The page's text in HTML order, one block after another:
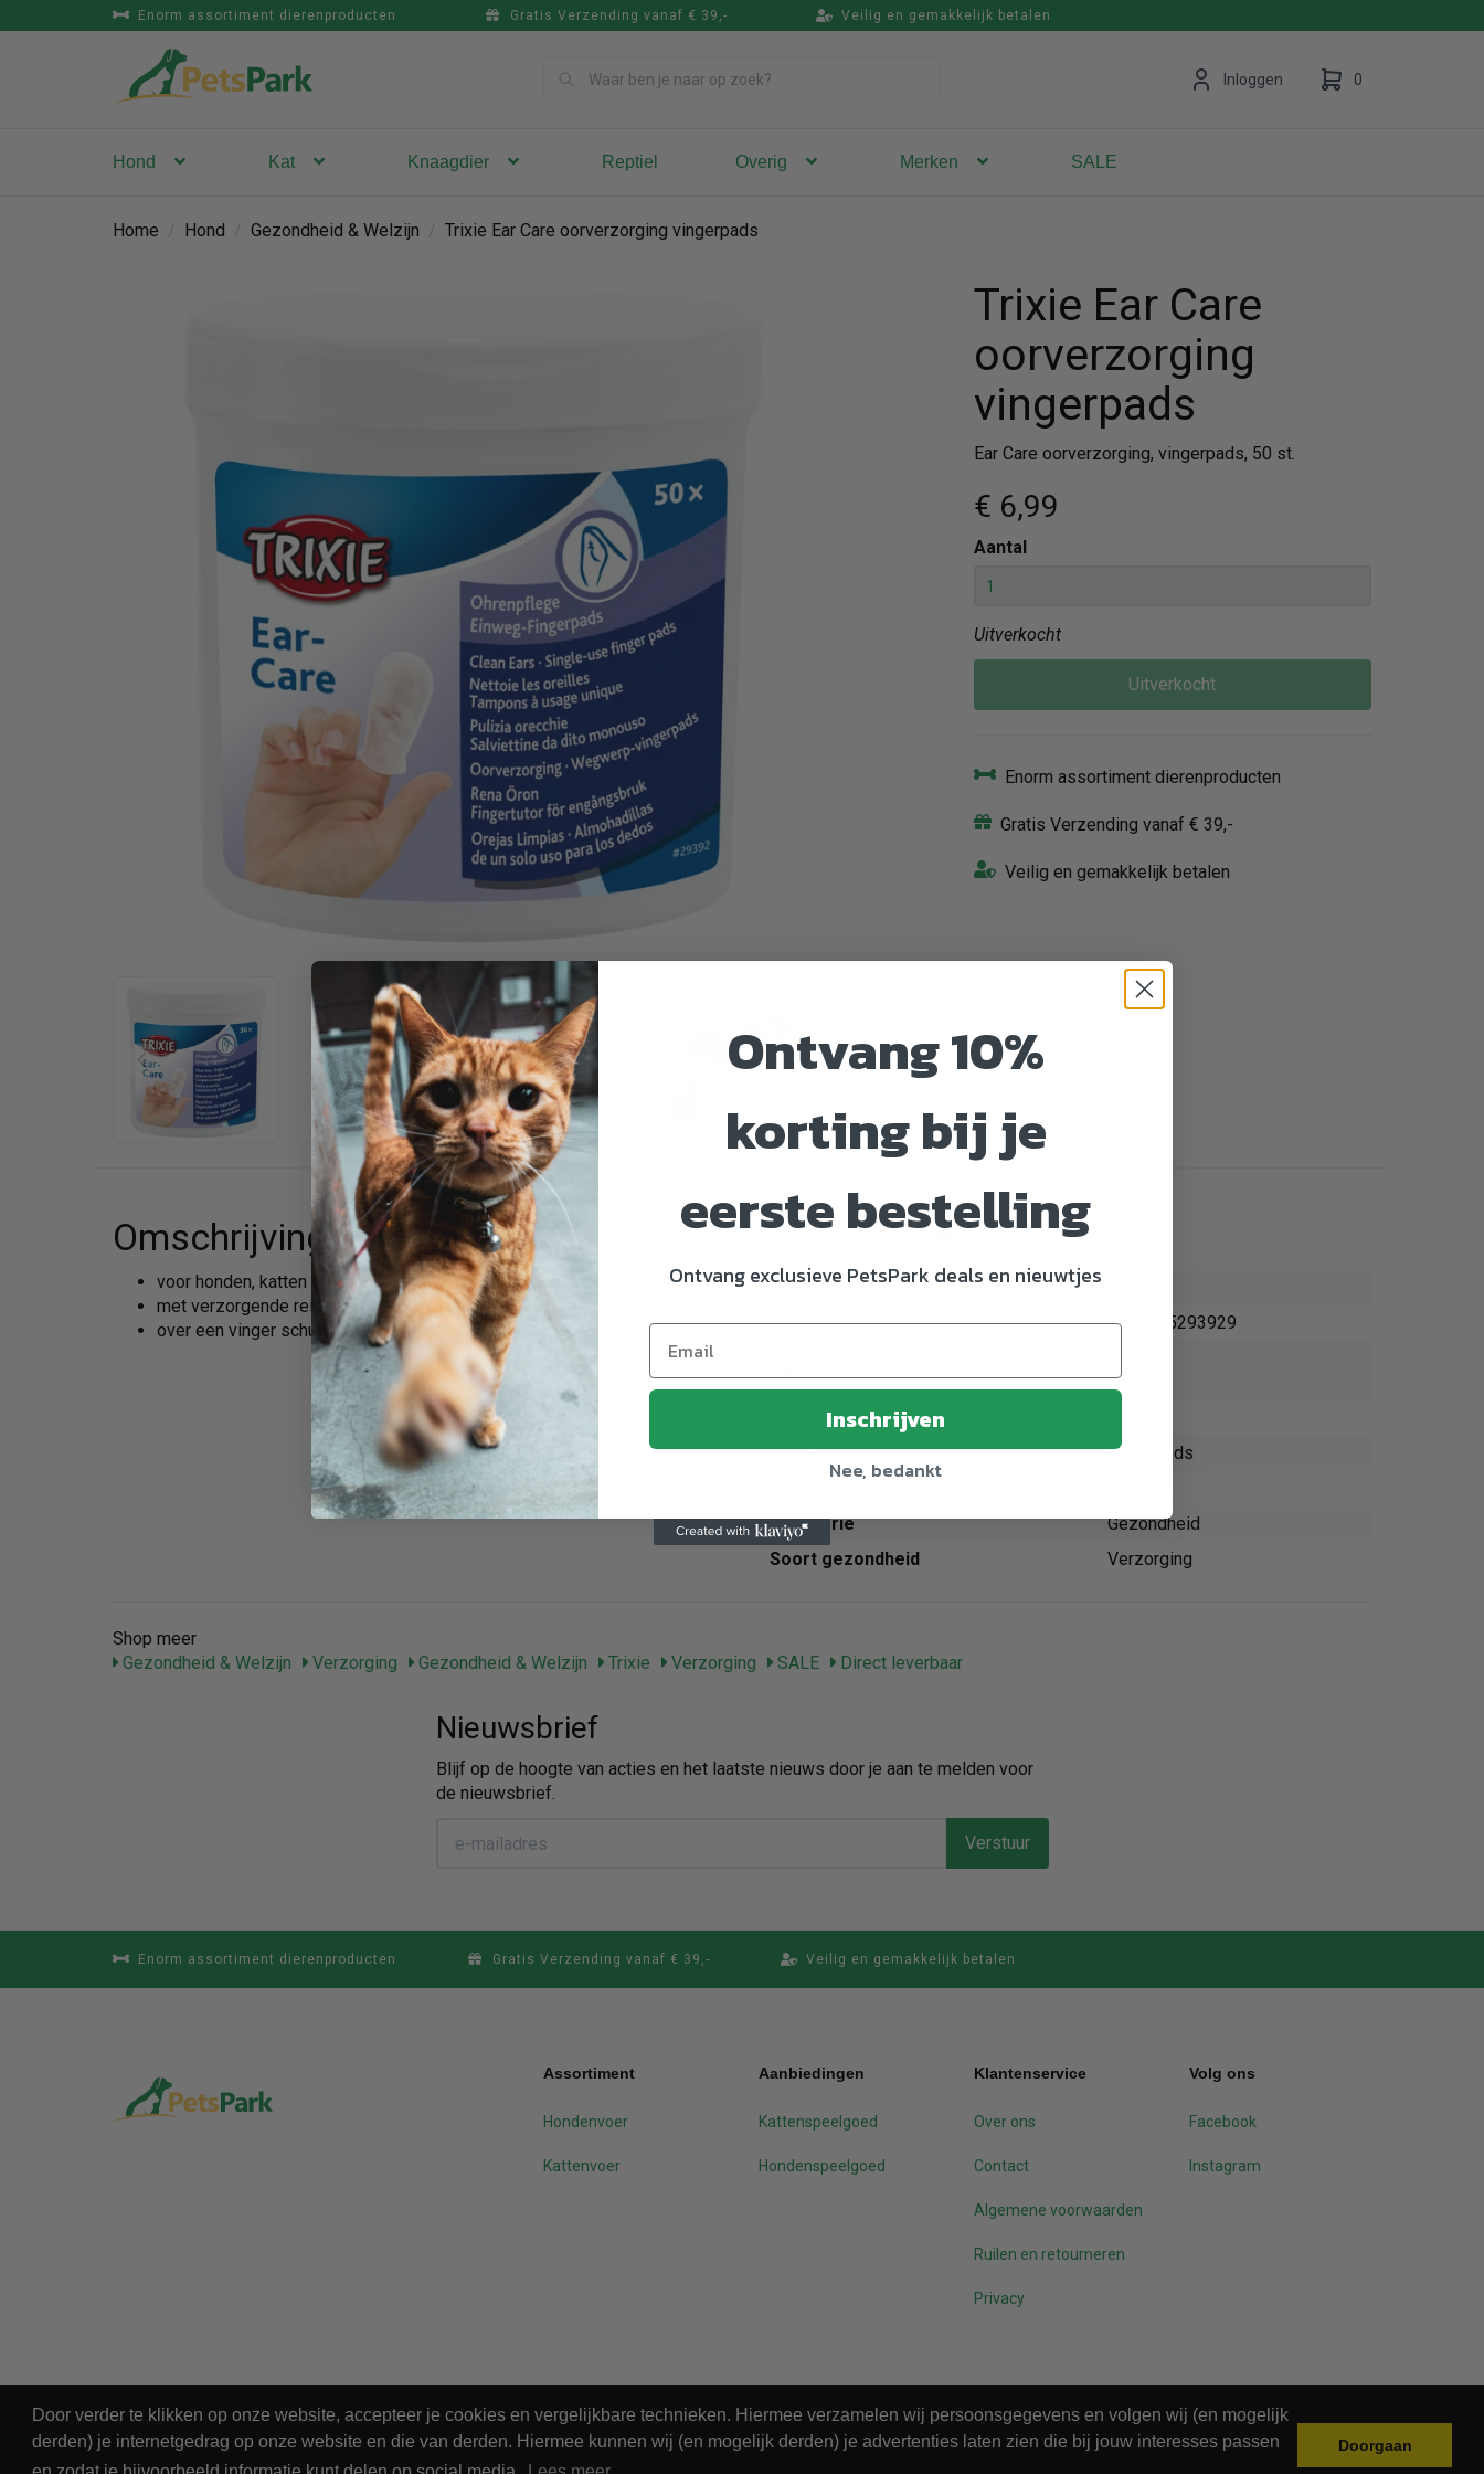
Door verder te klikken op onze website, accepteer je cookies en vergelijkbare technieken. Hiermee verzamelen wij persoonsgegevens en volgen wij (en mogelijk
derden) je internetgedrag op onze website en die van derden. Hiermee kunnen wij (en mogelijk derden) je advertenties laten zien die bij jouw interesses passen
Doorgaan
Enorm assortiment dierenproducten Gratis Verzending vanaf € 39,- Veilig en gemakkelijk betalen
Inloggen 0
Vul hem met producten.
Hond Kat Knaagdier Reptiel Overig Merken SALE
Home Hond Gezondheid & Welzijn Trixie Ear Care oorverzorging vingerpads
Trixie Ear Care
oorverzorging
vingerpads
Ear Care oorverzorging, vingerpads, 50 st.
€ 6,99
Aantal
Uitverkocht
Uitverkocht
Enorm assortiment dierenproducten
Gratis Verzending vanaf € 39,-
Veilig en gemakkelijk betalen
Omschrijving
voor honden, katten en andere kleindieren
met verzorgende reinigingslotion (aloĞ vera en toverhazelaar)
over een vinger schuiven en de oren voorzichtig schoonmaken
Specificaties
Artikelnummer
EAN nummer
4011905293929
Kat
Maat
vingerpads
Categorie
Gezondheid
Soort gezondheid
Verzorging
Shop meer
Gezondheid & Welzijn
Verzorging Gezondheid & Welzijn Trixie Verzorging SALE Direct leverbaar
Nieuwsbrief
Blijf op de hoogte van acties en het laatste nieuws door je aan te melden voor
de nieuwsbrief.
Verstuur
Enorm assortiment dierenproducten Gratis Verzending vanaf € 39,- Veilig en gemakkelijk betalen
Assortiment
Hondenvoer
Kattenvoer
Aanbiedingen
Kattenspeelgoed
Hondenspeelgoed
Klantenservice
Over ons
Contact
Algemene voorwaarden
Ruilen en retourneren
Privacy
Volg ons
Facebook
Instagram
Ontvang 10%
korting bij je
eerste bestelling
Ontvang exclusieve PetsPark deals en nieuwtjes
Inschrijven
Nee, bedankt